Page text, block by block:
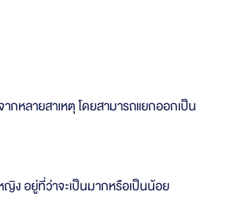
กหลายสาเหตุ โดยสามารถแยกออกเป็น
ง อยู่ที่ว่าจะเป็นมากหรือเป็นน้อย